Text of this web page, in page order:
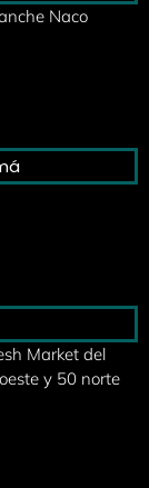
Naco
Market del
y 50 norte